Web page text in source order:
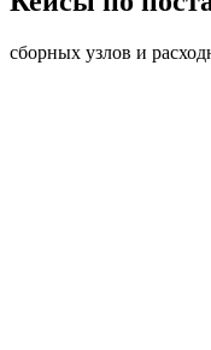
сборных узлов и